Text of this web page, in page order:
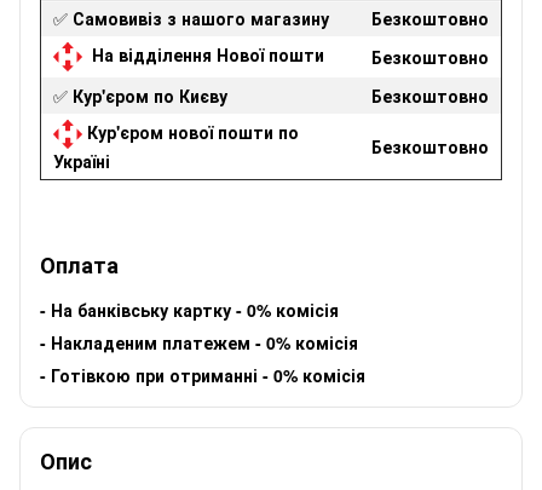
✅ Самовивіз з нашого магазину
Безкоштовно
На відділення Нової пошти
Безкоштовно
✅ Кур'єром по Києву
Безкоштовно
Кур'єром нової пошти по
Україні
Безкоштовно
Оплата
- На банківську картку - 0% комісія
- Накладеним платежем - 0% комісія
- Готівкою при отриманні - 0% комісія
Опис